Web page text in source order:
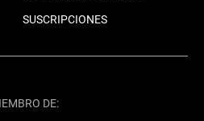
SUSCRIPCIONES
DE: